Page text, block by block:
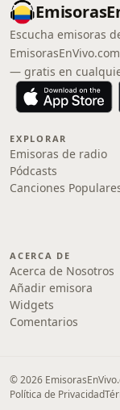
Escucha emisoras
— gratis en
EXPLORAR
Emisoras de radio
Pódcasts
Canciones
ACERCA DE
Acerca de Nosotros
Añadir emisora
Widgets
Comentarios
© 2026
Política de Privacidad